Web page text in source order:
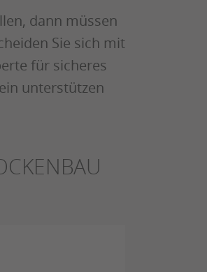
dann müssen
Sie sich mit
für sicheres
unterstützen